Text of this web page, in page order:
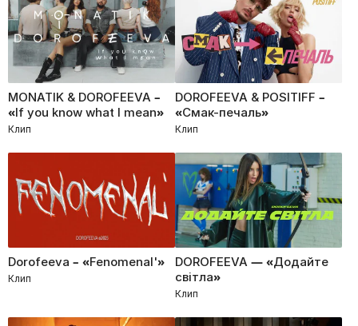
MONATIK & DOROFEEVA –
«If you know what I mean»
Клип
DOROFEEVA & POSITIFF –
«Смак-печаль»
Клип
Dorofeeva – «Fenomenal'»
Клип
DOROFEEVA — «Додайте
світла»
Клип